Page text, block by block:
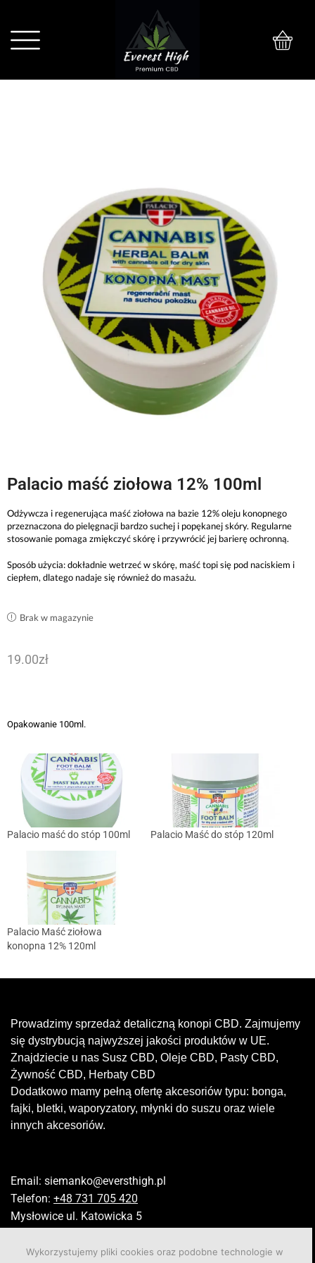
Palacio maść ziołowa 12% 100ml
Odżywcza i regenerująca maść ziołowa na bazie 12% oleju konopnego
przeznaczona do pielęgnacji bardzo suchej i popękanej skóry. Regularne
stosowanie pomaga zmiękczyć skórę i przywrócić jej barierę ochronną.
Sposób użycia: dokładnie wetrzeć w skórę, maść topi się pod naciskiem i
ciepłem, dlatego nadaje się również do masażu.
Brak w magazynie
19.00zł
Opakowanie 100ml.
Palacio maść do stóp 100ml Palacio Maść do stóp 120ml
Palacio Maść ziołowa
konopna 12% 120ml
Prowadzimy sprzedaż detaliczną konopi CBD. Zajmujemy
się dystrybucją najwyższej jakości produktów w UE.
Znajdziecie u nas Susz CBD, Oleje CBD, Pasty CBD,
Żywność CBD, Herbaty CBD
Dodatkowo mamy pełną ofertę akcesoriów typu: bonga,
fajki, bletki, waporyzatory, młynki do suszu oraz wiele
innych akcesoriów.
Email: siemanko@eversthigh.pl
Telefon: +48 731 705 420
Mysłowice ul. Katowicka 5
Wykorzystujemy pliki cookies oraz podobne technologie w